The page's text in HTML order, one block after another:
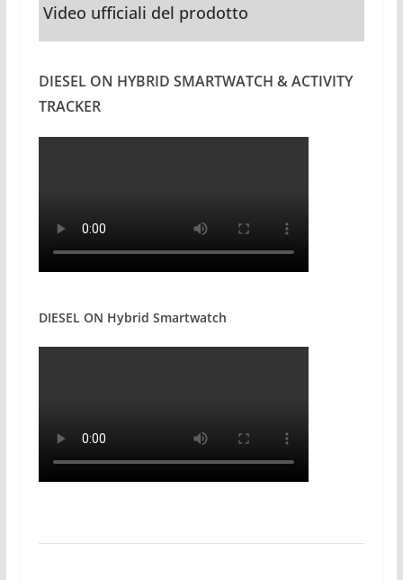
Video ufficiali del prodotto
DIESEL ON HYBRID SMARTWATCH & ACTIVITY
TRACKER
DIESEL ON Hybrid Smartwatch